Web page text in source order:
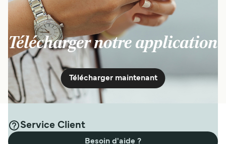
Télécharger notre application
Télécharger maintenant
Service Client
Besoin d'aide ?